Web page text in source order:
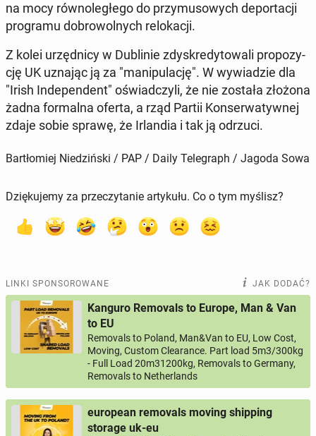
na mocy rów­no­le­głe­go do przy­mu­so­wych de­por­ta­cji
pro­gra­mu do­bro­wol­nych re­lo­ka­cji.
Z kolei urzęd­ni­cy w Du­bli­nie zdys­kre­dy­to­wa­li pro­po­zy­
cję UK uznając ją za "ma­ni­pu­la­cję". W wy­wia­dzie dla
"Irish In­de­pen­dent" oświad­czy­li, że nie została złożona
żadna for­mal­na oferta, a rząd Partii Kon­ser­wa­tyw­nej
zdaje sobie sprawę, że Ir­lan­dia i tak ją odrzuci.
Bartłomiej Niedziński / PAP / Daily Telegraph / Jagoda Sowa
Dziękujemy za przeczytanie artykułu. Co o tym myślisz?
LINKI SPONSOROWANE JAK DODAĆ?
Kanguro Removals to Europe, Man & Van
to EU
Removals to Poland, Man&Van to EU, Low Cost,
Moving, Custom Clearance. Part load 5m3/300kg
- Full Load 20m31200kg, Removals to Germany,
Removals to Netherlands
european removals moving shipping
storage uk-eu